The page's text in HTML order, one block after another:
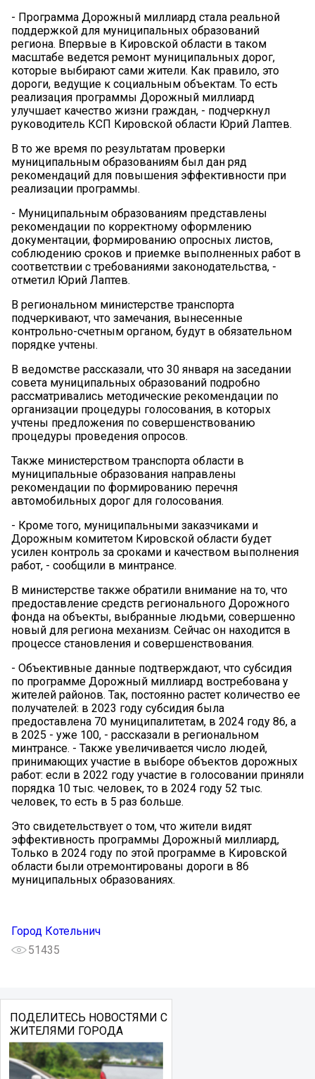
- Программа Дорожный миллиард стала реальной
поддержкой для муниципальных образований
региона. Впервые в Кировской области в таком
масштабе ведется ремонт муниципальных дорог,
которые выбирают сами жители. Как правило, это
дороги, ведущие к социальным объектам. То есть
реализация программы Дорожный миллиард
улучшает качество жизни граждан, - подчеркнул
руководитель КСП Кировской области Юрий Лаптев.
В то же время по результатам проверки
муниципальным образованиям был дан ряд
рекомендаций для повышения эффективности при
реализации программы.
- Муниципальным образованиям представлены
рекомендации по корректному оформлению
документации, формированию опросных листов,
соблюдению сроков и приемке выполненных работ в
соответствии с требованиями законодательства, -
отметил Юрий Лаптев.
В региональном министерстве транспорта
подчеркивают, что замечания, вынесенные
контрольно-счетным органом, будут в обязательном
порядке учтены.
В ведомстве рассказали, что 30 января на заседании
совета муниципальных образований подробно
рассматривались методические рекомендации по
организации процедуры голосования, в которых
учтены предложения по совершенствованию
процедуры проведения опросов.
Также министерством транспорта области в
муниципальные образования направлены
рекомендации по формированию перечня
автомобильных дорог для голосования.
- Кроме того, муниципальными заказчиками и
Дорожным комитетом Кировской области будет
усилен контроль за сроками и качеством выполнения
работ, - сообщили в минтрансе.
В министерстве также обратили внимание на то, что
предоставление средств регионального Дорожного
фонда на объекты, выбранные людьми, совершенно
новый для региона механизм. Сейчас он находится в
процессе становления и совершенствования.
- Объективные данные подтверждают, что субсидия
по программе Дорожный миллиард востребована у
жителей районов. Так, постоянно растет количество ее
получателей: в 2023 году субсидия была
предоставлена 70 муниципалитетам, в 2024 году 86, а
в 2025 - уже 100, - рассказали в региональном
минтрансе. - Также увеличивается число людей,
принимающих участие в выборе объектов дорожных
работ: если в 2022 году участие в голосовании приняли
порядка 10 тыс. человек, то в 2024 году 52 тыс.
человек, то есть в 5 раз больше.
Это свидетельствует о том, что жители видят
эффективность программы Дорожный миллиард,
Только в 2024 году по этой программе в Кировской
области были отремонтированы дороги в 86
муниципальных образованиях.
Город Котельнич
51435
ПОДЕЛИТЕСЬ НОВОСТЯМИ С
ЖИТЕЛЯМИ ГОРОДА